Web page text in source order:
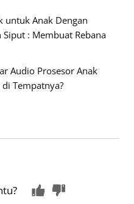
untuk Anak Dengan
: Membuat Rebana
Audio Prosesor Anak
Tempatnya?